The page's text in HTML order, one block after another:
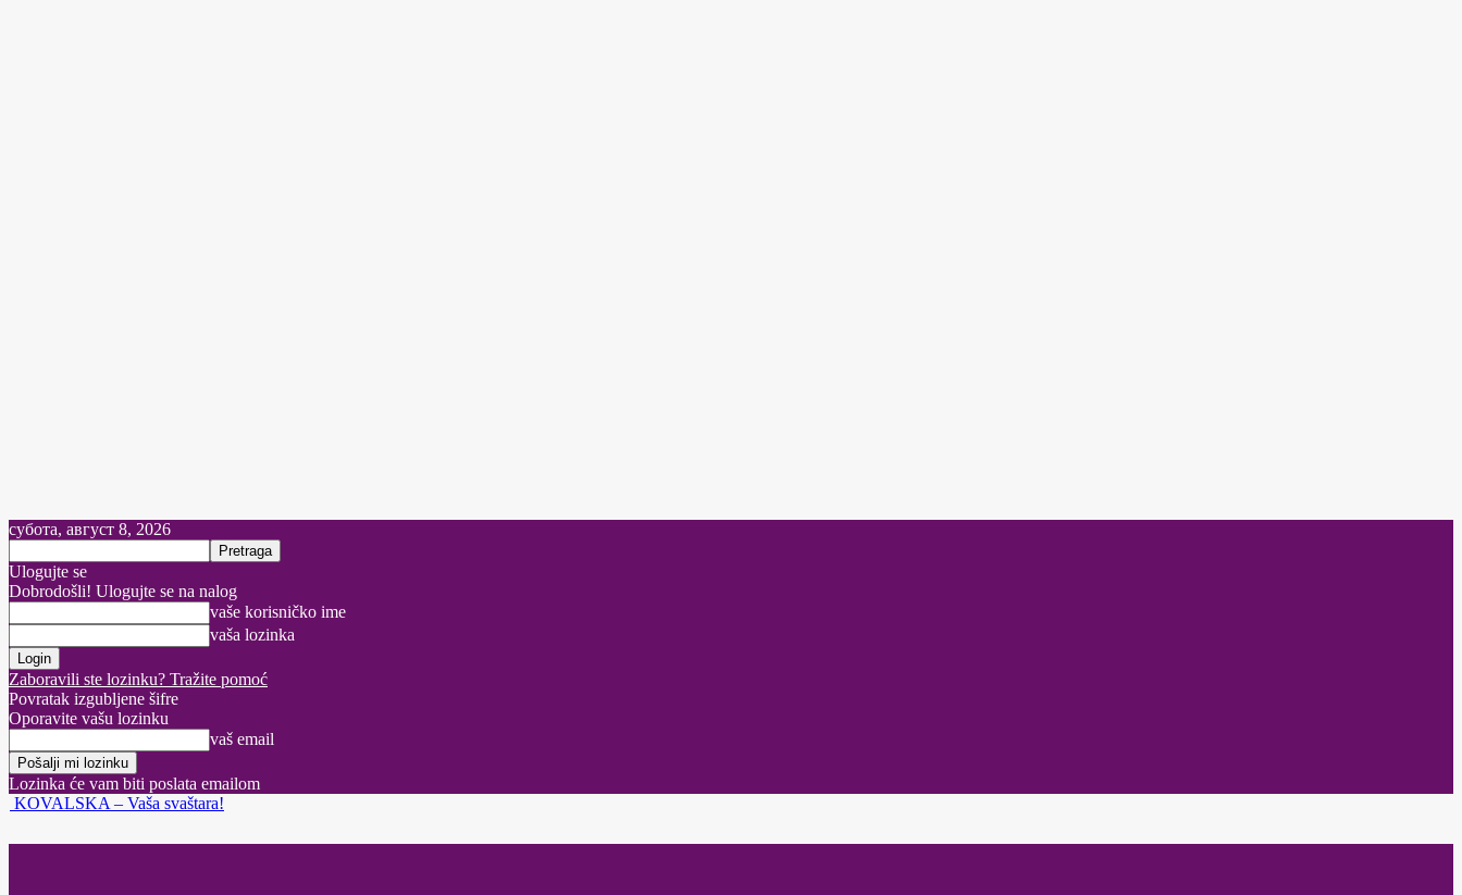
субота, август 8, 2026
Ulogujte se
Dobrodošli! Ulogujte se na nalog
vaše korisničko ime
vaša lozinka
Zaboravili ste lozinku? Tražite pomoć
Povratak izgubljene šifre
Oporavite vašu lozinku
vaš email
Lozinka će vam biti poslata emailom
KOVALSKA – Vaša svaštara!